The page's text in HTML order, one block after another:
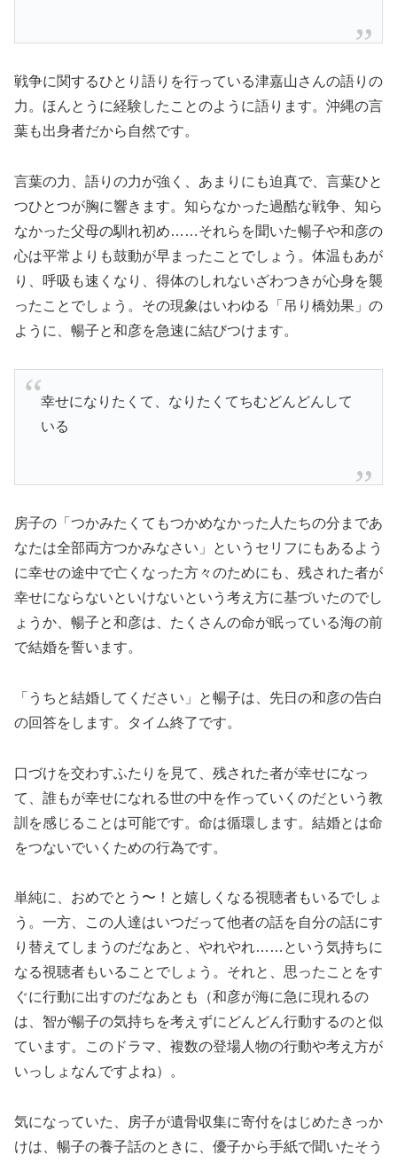
戦争に関するひとり語りを行っている津嘉山さんの語りの
力。ほんとうに経験したことのように語ります。沖縄の言
葉も出身者だから自然です。
言葉の力、語りの力が強く、あまりにも迫真で、言葉ひと
つひとつが胸に響きます。知らなかった過酷な戦争、知ら
なかった父母の馴れ初め……それらを聞いた暢子や和彦の
心は平常よりも鼓動が早まったことでしょう。体温もあが
り、呼吸も速くなり、得体のしれないざわつきが心身を襲
ったことでしょう。その現象はいわゆる「吊り橋効果」の
ように、暢子と和彦を急速に結びつけます。
幸せになりたくて、なりたくてちむどんどんして
いる
房子の「つかみたくてもつかめなかった人たちの分まであ
なたは全部両方つかみなさい」というセリフにもあるよう
に幸せの途中で亡くなった方々のためにも、残された者が
幸せにならないといけないという考え方に基づいたのでし
ょうか、暢子と和彦は、たくさんの命が眠っている海の前
で結婚を誓います。
「うちと結婚してください」と暢子は、先日の和彦の告白
の回答をします。タイム終了です。
口づけを交わすふたりを見て、残された者が幸せになっ
て、誰もが幸せになれる世の中を作っていくのだという教
訓を感じることは可能です。命は循環します。結婚とは命
をつないでいくための行為です。
単純に、おめでとう〜！と嬉しくなる視聴者もいるでしょ
う。一方、この人達はいつだって他者の話を自分の話にす
り替えてしまうのだなあと、やれやれ……という気持ちに
なる視聴者もいることでしょう。それと、思ったことをす
ぐに行動に出すのだなあとも（和彦が海に急に現れるの
は、智が暢子の気持ちを考えずにどんどん行動するのと似
ています。このドラマ、複数の登場人物の行動や考え方が
いっしょなんですよね）。
気になっていた、房子が遺骨収集に寄付をはじめたきっか
けは、暢子の養子話のときに、優子から手紙で聞いたそう